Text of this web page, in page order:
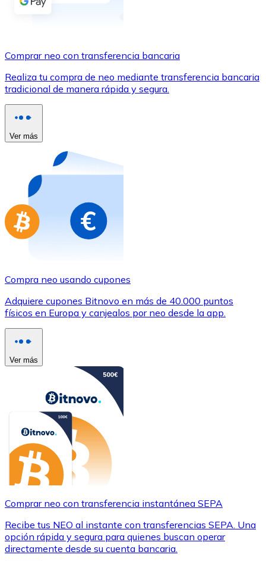
Utiliza tarjetas Visa y Mastercard para comprar
Comprar con tarjeta
Compra tarjetas regalo de tus marcas favoritas con
Ir a la tienda de tarjetas regalo
Comprar neo con transferencia bancaria
Realiza tu compra de neo mediante transferencia bancaria
tradicional de manera rápida y segura.
Ver más
Compra neo usando cupones
Adquiere cupones Bitnovo en más de 40.000 puntos
físicos en Europa y canjealos por neo desde la app.
Ver más
Comprar neo con transferencia instantánea SEPA
Recibe tus NEO al instante con transferencias SEPA. Una
opción rápida y segura para quienes buscan operar
directamente desde su cuenta bancaria.